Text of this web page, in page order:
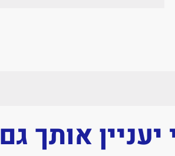
יעניין אותך גם